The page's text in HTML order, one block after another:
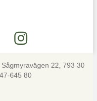
22, 793 30
645 80